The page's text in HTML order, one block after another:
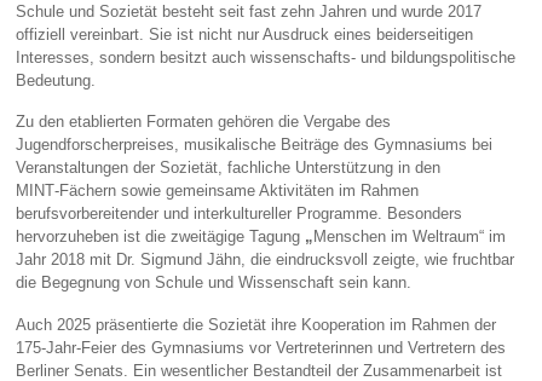
Schule und Sozietät besteht seit fast zehn Jahren und wurde 2017
offiziell vereinbart. Sie ist nicht nur Ausdruck eines beiderseitigen
Interesses, sondern besitzt auch wissenschafts‑ und bildungspolitische
Bedeutung.
Zu den etablierten Formaten gehören die Vergabe des
Jugendforscherpreises, musikalische Beiträge des Gymnasiums bei
Veranstaltungen der Sozietät, fachliche Unterstützung in den
MINT‑Fächern sowie gemeinsame Aktivitäten im Rahmen
berufsvorbereitender und interkultureller Programme. Besonders
hervorzuheben ist die zweitägige Tagung „ Menschen im Weltraum“ im
Jahr 2018 mit Dr. Sigmund Jähn, die eindrucksvoll zeigte, wie fruchtbar
die Begegnung von Schule und Wissenschaft sein kann.
Auch 2025 präsentierte die Sozietät ihre Kooperation im Rahmen der
175‑Jahr‑Feier des Gymnasiums vor Vertreterinnen und Vertretern des
Berliner Senats. Ein wesentlicher Bestandteil der Zusammenarbeit ist